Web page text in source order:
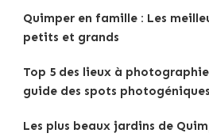
Quimper en famille : Les
petits et grands
Top 5 des lieux à
guide des spots photogéniques
Les plus beaux jardins de